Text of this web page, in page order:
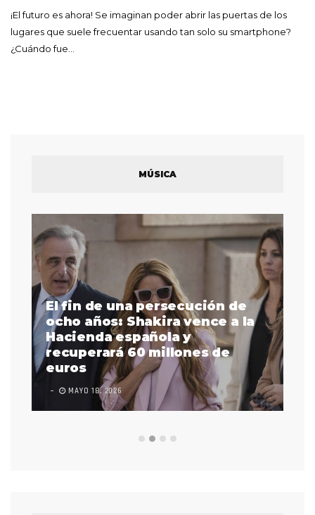
¡El futuro es ahora! Se imaginan poder abrir las puertas de los
lugares que suele frecuentar usando tan solo su smartphone?
¿Cuándo fue…
MÚSICA
El fin de una persecución de
ocho años: Shakira vence a la
Hacienda española y
recuperará 60 millones de
euros
MAYO 18, 2026